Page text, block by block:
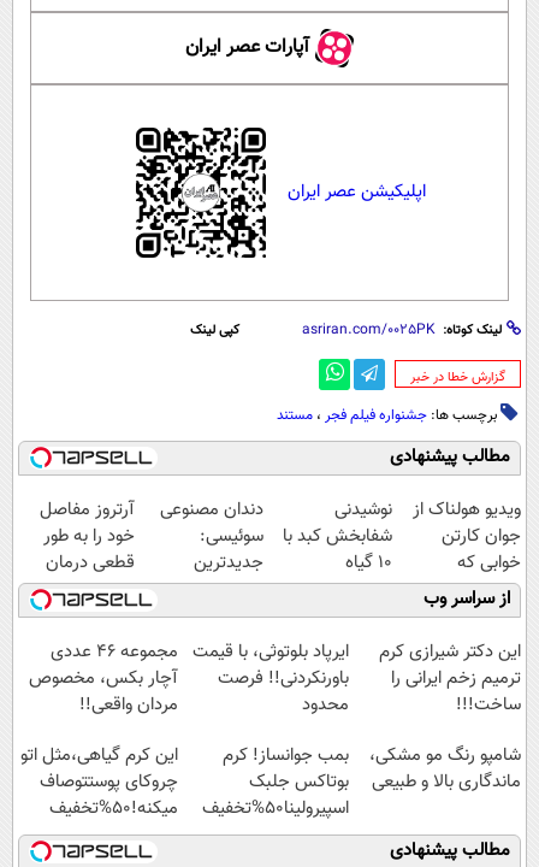
آپارات عصر ایران
اپلیکیشن عصر ایران
لینک کوتاه: کپی لینک
‌گزارش خطا در خبر
برچسب ها: جشنواره فیلم فجر ، مستند
مطالب پیشنهادی
ویدیو هولناک از
جوان کارتن
خوابی که
میلیاردر شد.
آموزش رایگان
نوشیدنی
شفابخش کبد با
10 گیاه
موثر(تخفیف تا
امشب)
دندان مصنوعی
سوئیسی:
جدیدترین
فناوری اروپا،
سبک و مقاوم |
پرداخت قسطی
آرتروز مفاصل
خود را به طور
قطعی درمان
کنید!
◗پرسش‌نامه◖
از سراسر وب
این دکتر شیرازی کرم
ترمیم زخم ایرانی را
ساخت!!!
ایرپاد بلوتوثی، با قیمت
باورنکردنی!! فرصت
محدود
مجموعه ۴۶ عددی
آچار بکس، مخصوص
مردان واقعی!!
فوق‌العاده)
شامپو رنگ مو مشکی،
ماندگاری بالا و طبیعی
بمب جوانساز! کرم
بوتاکس جلبک
اسپیرولینا50%تخفیف
این کرم گیاهی،مثل اتو
چروکای پوستتوصاف
میکنه!50%تخفیف
مطالب پیشنهادی